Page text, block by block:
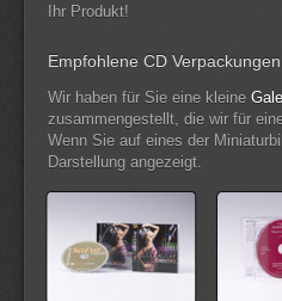
Ihr Produkt!
Empfohlene CD
Wir haben für Sie eine kleine
zusammengestellt, die wir für
Wenn Sie auf eines der
Darstellung angezeigt.